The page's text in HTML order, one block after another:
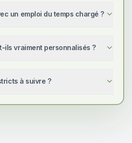
un emploi du temps chargé ?
ils vraiment personnalisés ?
à suivre ?